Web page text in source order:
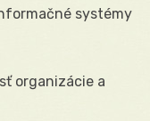
systémy
organizácie a